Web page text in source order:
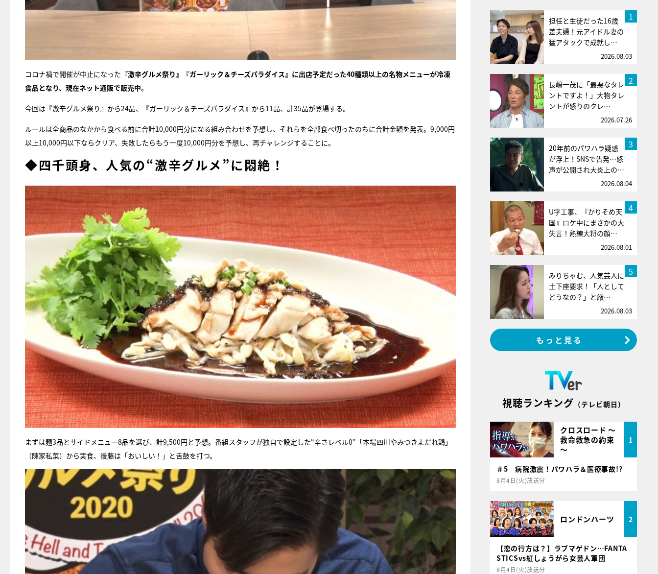
コロナ禍で開催が中止になった 『激辛グルメ祭り』『ガーリック＆チーズパラダイス』に出店予定だった40種類以上の名物メニューが冷凍
食品となり、現在ネット通販で販売中。
今回は『激辛グルメ祭り』から24品、『ガーリック＆チーズパラダイス』から11品、計35品が登場する。
ルールは全商品のなかから食べる前に合計10,000円分になる組み合わせを予想し、それらを全部食べ切ったのちに合計金額を発表。9,000円
以上10,000円以下ならクリア、失敗したらもう一度10,000円分を予想し、再チャレンジすることに。
◆四千頭身、人気の“激辛グルメ”に悶絶！
まずは麺3品とサイドメニュー8品を選び、計9,500円と予想。番組スタッフが独自で設定した“辛さレベル0”「本場四川やみつきよだれ鶏」
（陳家私菜）から実食、後藤は「おいしい！」と舌鼓を打つ。
1
担任と生徒だった16歳
差夫婦！元アイドル妻の
猛アタックで成就し…
2026.08.03
2
長嶋一茂に「最悪なタレ
ントですよ！」大物タレ
ントが怒りのクレ…
2026.07.26
3
20年前のパワハラ疑惑
が浮上！SNSで告発…怒
声が公開され大炎上の…
2026.08.04
4
U字工事、『かりそめ天
国』ロケ中にまさかの大
失言！熟練大将の顔…
2026.08.01
5
みりちゃむ、人気芸人に
土下座要求！「人として
どうなの？」と厳…
2026.08.03
もっと見る
視聴ランキング （テレビ朝日）
クロスロード ～
救命救急の約束
～
1
＃5 病院激震！パワハラ＆医療事故!?
8月4日(火)放送分
ロンドンハーツ 2
【恋の行方は？】ラブマゲドン…FANTA
STICSvs紅しょうがら女芸人軍団
8月4日(火)放送分